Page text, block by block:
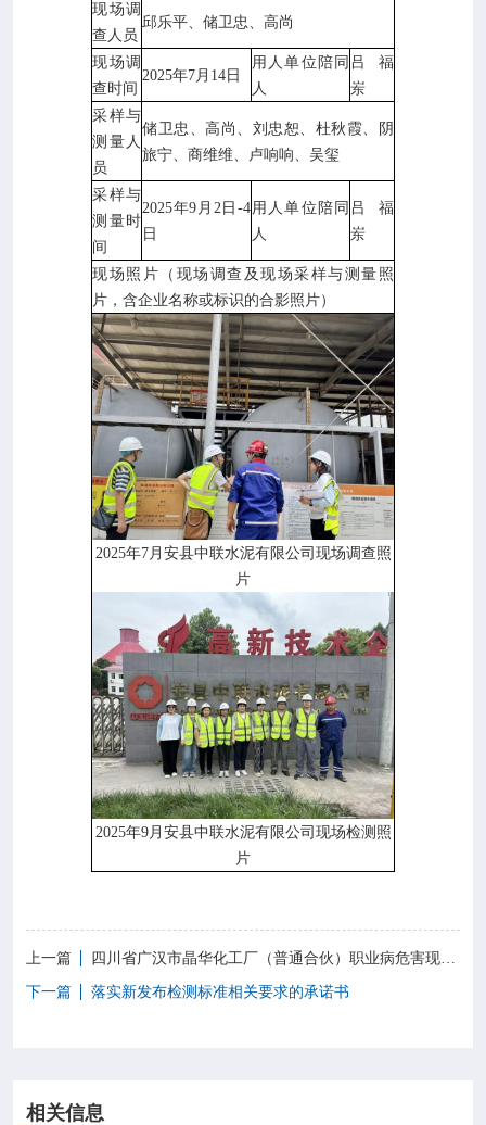
现场调
查人员
邱乐平、储卫忠、高尚
现场调
查时间
2025年7月14日
用人单位陪同
人
吕福
岽
采样与
测量人
员
储卫忠、高尚、刘忠恕、杜秋霞、阴
旅宁、商维维、卢响响、吴玺
采样与
测量时
间
2025年9月2日-4
日
用人单位陪同
人
吕福
岽
现场照片（现场调查及现场采样与测量照
片，含企业名称或标识的合影照片）
2025年7月安县中联水泥有限公司现场调查照
片
2025年9月安县中联水泥有限公司现场检测照
片
上一篇
四川省广汉市晶华化工厂（普通合伙）职业病危害现状评价报告信息网上公开记录表
下一篇
落实新发布检测标准相关要求的承诺书
相关信息